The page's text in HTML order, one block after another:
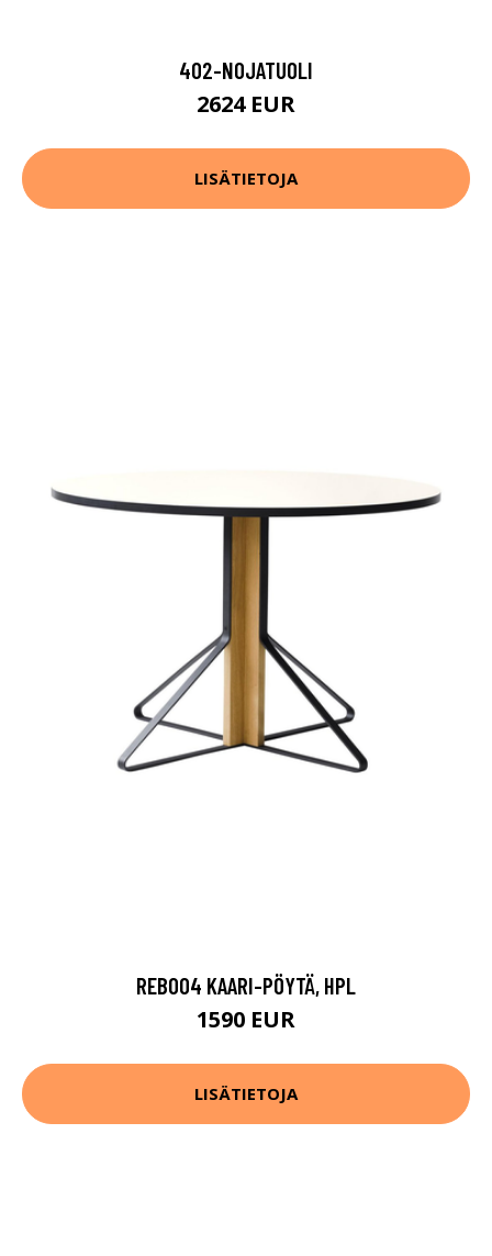
402-NOJATUOLI
2624 EUR
LISÄTIETOJA
REB004 KAARI-PÖYTÄ, HPL
1590 EUR
LISÄTIETOJA